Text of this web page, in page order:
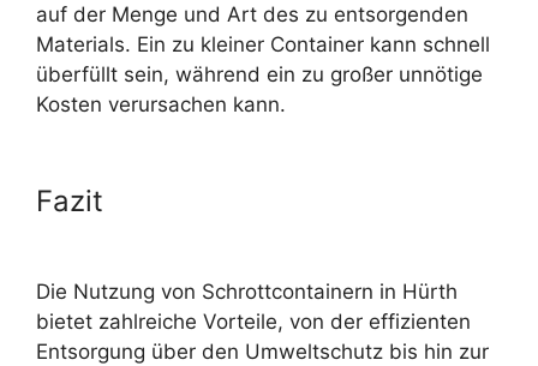
auf der Menge und Art des zu entsorgenden
Materials. Ein zu kleiner Container kann schnell
überfüllt sein, während ein zu großer unnötige
Kosten verursachen kann.
Fazit
Die Nutzung von Schrottcontainern in Hürth
bietet zahlreiche Vorteile, von der effizienten
Entsorgung über den Umweltschutz bis hin zur